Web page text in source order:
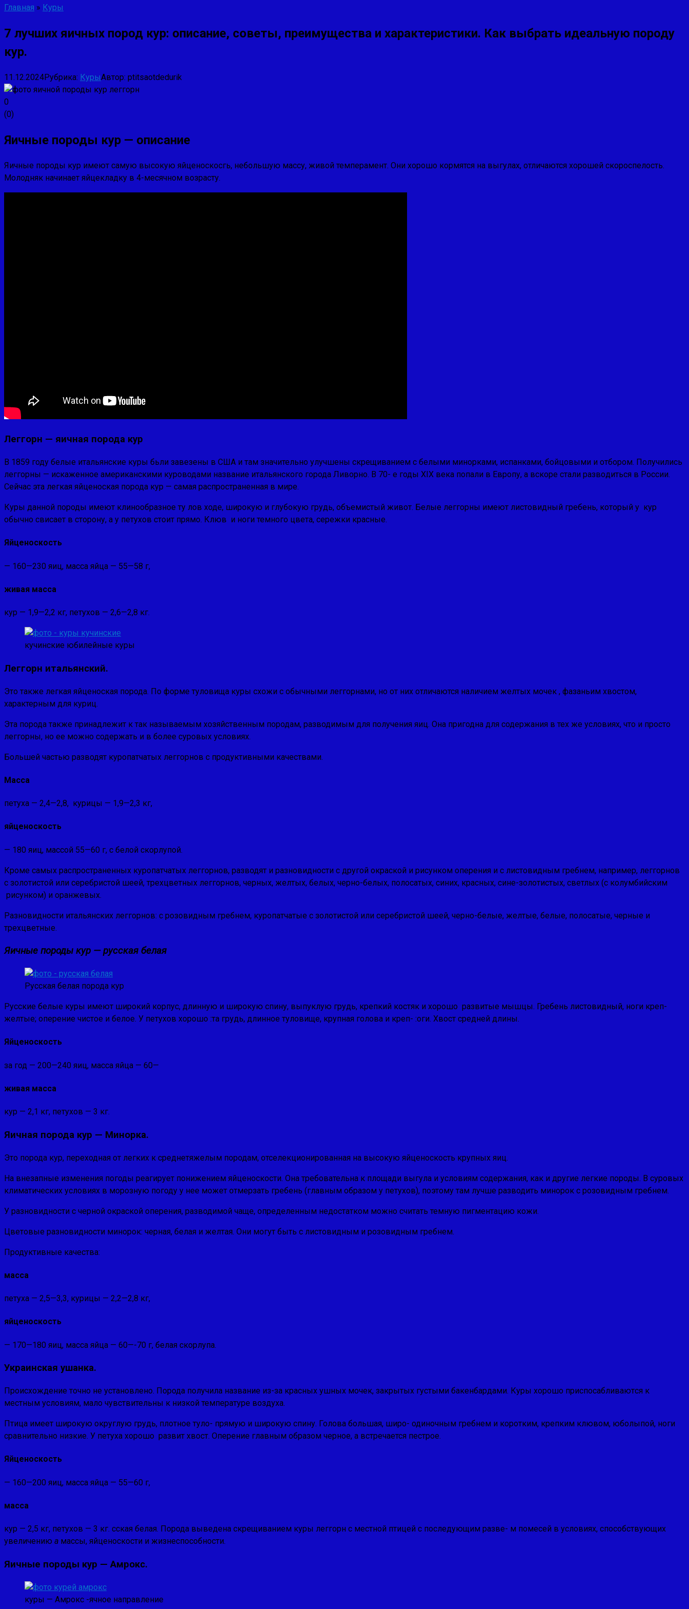
Главная » Куры
7 лучших яичных пород кур: описание, советы, преимущества и характеристики. Как выбрать идеальную породу
кур.
11.12.2024Рубрика: КурыАвтор: ptitsaotdedurik
0
(0)
Яичные породы кур — описание
Яичные породы кур имеют самую высокую яйценоскосгь, небольшую массу, живой темперамент. Они хорошо кор­мятся на выгулах, отличаются хорошей скороспелость.
Молодняк начинает яйцекладку в 4-месячном возрасту.
Леггорн — яичная порода кур
В 1859 году белые итальянские куры бьли завезены в США и там значительно улучшены скрещива­нием с белыми минорками, испанками, бойцовыми и отбо­ром. Получились
леггорны — искаженное американскими куроводами название итальянского города Ливорно. В 70- е годы XIX века попали в Европу, а вскоре стали разво­диться в России.
Сейчас эта легкая яйценоская порода кур — самая распространенная в мире.
Куры данной породы имеют клинообразное ту лов ходе, широкую и глубокую грудь, объемистый живот. Белые леггорны имеют листовидный гребень, который у кур
обычно свисает в сторону, а у петухов стоит прямо. Клюв и ноги темного цвета, сережки красные.
Яйценоскость
— 160—230 яиц, масса яйца — 55—58 г,
живая масса
кур — 1,9—2,2 кг, петухов — 2,6—2,8 кг.
кучинские юбилейные куры
Леггорн итальянский.
Это также легкая яйценоская порода. По форме туловища куры схожи с обычными леггорнами, но от них отличаются наличием желтых мочек , фазаньим хвостом,
характерным для куриц.
Эта порода также принадлежит к так называемым хозяйственным породам, разводимым для получения яиц. Она пригодна для содержания в тех же условиях, что и просто
леггорны, но ее можно содержать и в более суровых условиях.
Боль­шей частью разводят куропатчатых леггорнов с продук­тивными качествами.
Масса
петуха — 2,4—2,8, курицы — 1,9—2,3 кг,
яйценоскость
— 180 яиц, массой 55—60 г, с белой скорлупой.
Кроме самых распространенных куро­патчатых леггорнов, разводят и разновидности с другой окраской и рисунком оперения и с листовидным гребнем, например, леггорнов
с золотистой или серебристой шеей, трехцветных леггорнов, черных, желтых, белых, черно-бе­лых, полосатых, синих, красных, сине-золотистых, светлых (с колумбийским
рисунком) и оранжевых.
Разновидности итальянских леггорнов: с розовидным гребнем, куропатчатые с золотистой или серебристой шеей, черно-белые, желтые, белые, полосатые, черные и
трехцвет­ные.
Яичные породы кур — русская белая
Русская белая порода кур
Русские белые куры имеют широкий корпус, длинную и широкую спину, выпуклую грудь, крепкий костяк и хорошо развитые мышцы. Гребень листовидный, ноги креп-
желтые; оперение чистое и белое. У петухов хорошо :та грудь, длинное туловище, крупная голова и креп- :оги. Хвост средней длины.
Яйценоскость
за год — 200—240 яиц, масса яйца — 60—
живая масса
кур — 2,1 кг, петухов — 3 кг.
Яичная порода кур — Минорка.
Это порода кур, переходная от легких к сред­нетяжелым породам, отселекционированная на высокую яйценоскость крупных яиц.
На внезапные изменения погоды реагирует понижением яйценоскости. Она требовательна к площади выгула и условиям содержания, как и другие легкие породы. В суровых
климатических условиях в морозную погоду у нее может отмерзать гребень (глав­ным образом у петухов), поэтому там лучше разводить минорок с розовидным гребнем.
У разновидности с чер­ной окраской оперения, разводимой чаще, определенным недостатком можно считать темную пигментацию кожи.
Цветовые разновидности минорок: черная, белая и желтая. Они могут быть с листовидным и розовидным гребнем.
Продуктивные качества:
масса
петуха — 2,5—3,3, ку­рицы — 2,2—2,8 кг,
яйценоскость
— 170—180 яиц, масса яйца — 60—-70 г, белая скорлупа.
Украинская ушанка.
Проис­хождение точно не установлено. Порода получила название из-за красных ушных мочек, закры­тых густыми бакенбардами. Куры хорошо приспосабливают­ся к
местным условиям, мало чувствительны к низкой темпе­ратуре воздуха.
Птица имеет широкую округлую грудь, плотное туло- прямую и широкую спину. Голова большая, широ- одиночным гребнем и коротким, крепким клювом, юболыпой, ноги
сравнительно низкие. У петуха хорошо развит хвост. Оперение главным образом черное, а встречается пестрое.
Яйценоскость
— 160—200 яиц, масса яйца — 55—60 г,
масса
кур — 2,5 кг, петухов — 3 кг. сская белая. Порода выведена скрещиванием куры леггорн с местной птицей с последующим разве- м помесей в условиях, способствующих
увеличению а массы, яйценоскости и жизнеспособности.
Яичные породы кур — Амрокс.
куры — Амрокс -ячное направление